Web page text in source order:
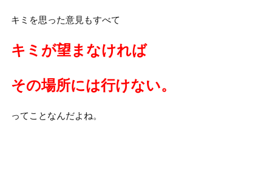
キミを思った意見もすべて
キミが望まなければ
その場所には行けない。
ってことなんだよね。